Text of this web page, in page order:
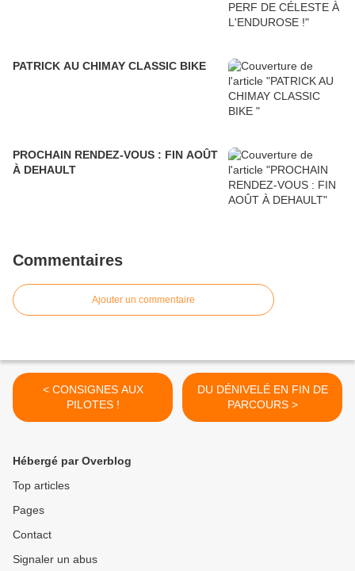
PATRICK AU CHIMAY CLASSIC BIKE
PROCHAIN RENDEZ-VOUS : FIN AOÛT
À DEHAULT
Commentaires
Ajouter un commentaire
< CONSIGNES AUX
PILOTES !
DU DÉNIVELÉ EN FIN DE
PARCOURS >
Hébergé par Overblog
Top articles
Pages
Contact
Signaler un abus